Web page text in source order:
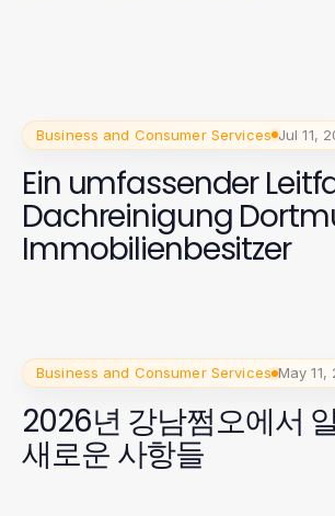
Business and Consumer Services Jul 11,
Ein umfassender
Dachreinigung
Immobilienbesitzer
Business and Consumer Services May 11,
2026년 강남쩜오에서
새로운 사항들